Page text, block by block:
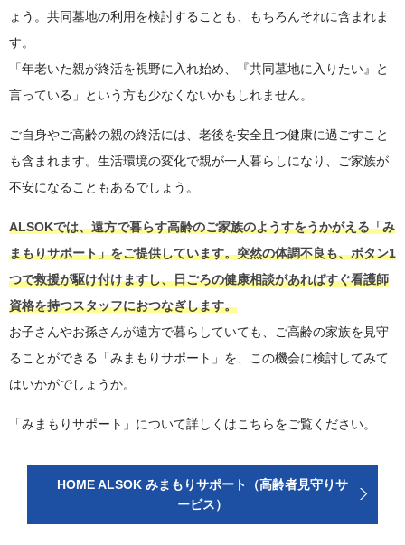
ょう。共同墓地の利用を検討することも、もちろんそれに含まれま
す。
「年老いた親が終活を視野に入れ始め、『共同墓地に入りたい』と
言っている」という方も少なくないかもしれません。
ご自身やご高齢の親の終活には、老後を安全且つ健康に過ごすこと
も含まれます。生活環境の変化で親が一人暮らしになり、ご家族が
不安になることもあるでしょう。
ALSOKでは、遠方で暮らす高齢のご家族のようすをうかがえる「み
まもりサポート」をご提供しています。突然の体調不良も、ボタン1
つで救援が駆け付けますし、日ごろの健康相談があればすぐ看護師
資格を持つスタッフにおつなぎします。
お子さんやお孫さんが遠方で暮らしていても、ご高齢の家族を見守
ることができる「みまもりサポート」を、この機会に検討してみて
はいかがでしょうか。
「みまもりサポート」について詳しくはこちらをご覧ください。
HOME ALSOK みまもりサポート（高齢者見守りサ
ービス）